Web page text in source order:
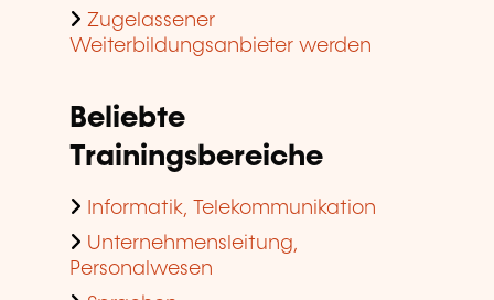
Zugelassener
Weiterbildungsanbieter werden
Beliebte
Trainingsbereiche
Informatik, Telekommunikation
Unternehmensleitung,
Personalwesen